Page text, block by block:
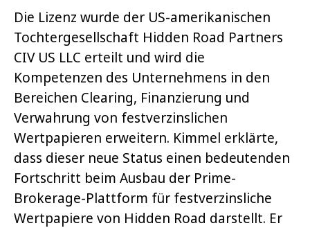
Die Lizenz wurde der US-amerikanischen
Tochtergesellschaft Hidden Road Partners
CIV US LLC erteilt und wird die
Kompetenzen des Unternehmens in den
Bereichen Clearing, Finanzierung und
Verwahrung von festverzinslichen
Wertpapieren erweitern. Kimmel erklärte,
dass dieser neue Status einen bedeutenden
Fortschritt beim Ausbau der Prime-
Brokerage-Plattform für festverzinsliche
Wertpapiere von Hidden Road darstellt. Er